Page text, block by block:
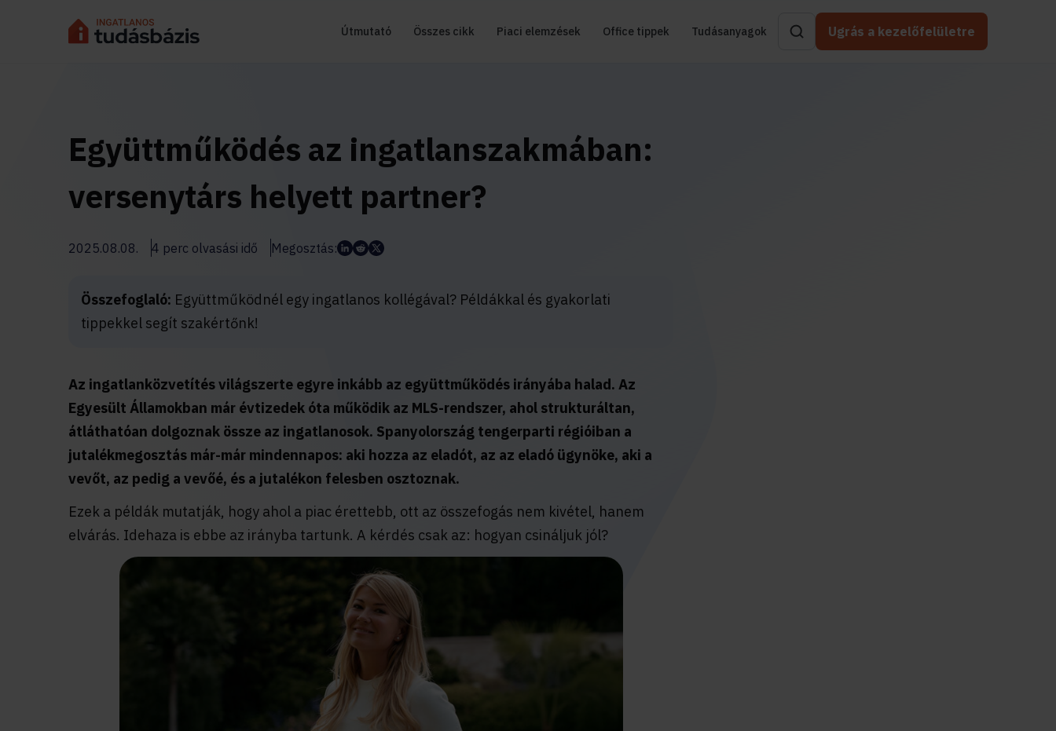
Útmutató Összes cikk Piaci elemzések Office tippek Tudásanyagok Ugrás a kezelőfelületre
Együttműködés az ingatlanszakmában:
versenytárs helyett partner?
2025.08.08. 4 perc olvasási idő Megosztás:
Összefoglaló: Együttműködnél egy ingatlanos kollégával? Példákkal és gyakorlati
tippekkel segít szakértőnk!
Az ingatlanközvetítés világszerte egyre inkább az együttműködés irányába halad. Az
Egyesült Államokban már évtizedek óta működik az MLS-rendszer, ahol strukturáltan,
átláthatóan dolgoznak össze az ingatlanosok. Spanyolország tengerparti régióiban a
jutalékmegosztás már-már mindennapos: aki hozza az eladót, az az eladó ügynöke, aki a
vevőt, az pedig a vevőé, és a jutalékon felesben osztoznak.
Ezek a példák mutatják, hogy ahol a piac érettebb, ott az összefogás nem kivétel, hanem
elvárás. Idehaza is ebbe az irányba tartunk. A kérdés csak az: hogyan csináljuk jól?